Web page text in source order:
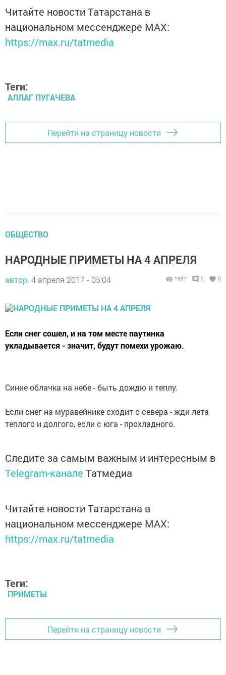
Читайте новости Татарстана в
национальном мессенджере MАХ:
https://max.ru/tatmedia
Теги:
АЛЛАГ ПУГАЧЕВА
Перейти на страницу новости
ОБЩЕСТВО
НАРОДНЫЕ ПРИМЕТЫ НА 4 АПРЕЛЯ
автор, 4 апреля 2017 - 05:04 1337 0 0
Если снег сошел, и на том месте паутинка
укладывается - значит, будут помехи урожаю.
Синие облачка на небе - быть дождю и теплу.
Если снег на муравейнике сходит с севера - жди лета
теплого и долгого, если с юга - прохладного.
Следите за самым важным и интересным в
Telegram-канале Татмедиа
Читайте новости Татарстана в
национальном мессенджере MАХ:
https://max.ru/tatmedia
Теги:
ПРИМЕТЫ
Перейти на страницу новости